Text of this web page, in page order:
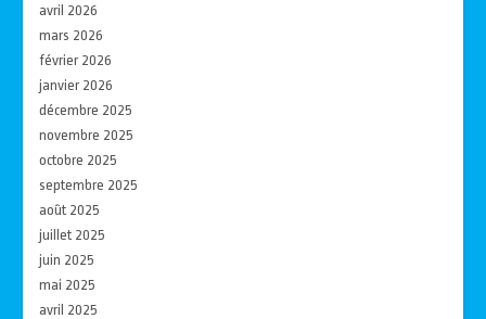
avril 2026
mars 2026
février 2026
janvier 2026
décembre 2025
novembre 2025
octobre 2025
septembre 2025
août 2025
juillet 2025
juin 2025
mai 2025
avril 2025